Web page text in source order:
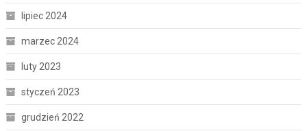
lipiec 2024
marzec 2024
luty 2023
styczeń 2023
grudzień 2022